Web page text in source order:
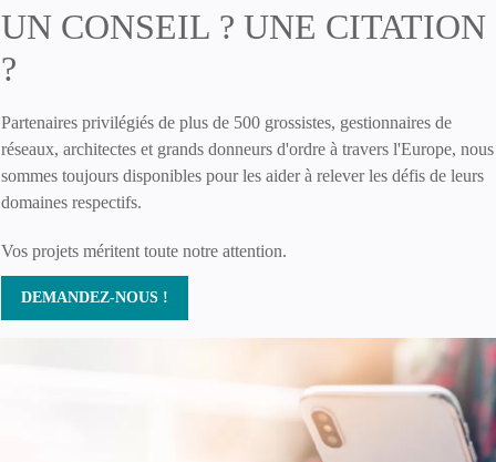
UN CONSEIL ? UNE CITATION
?
Partenaires privilégiés de plus de 500 grossistes, gestionnaires de
réseaux, architectes et grands donneurs d'ordre à travers l'Europe, nous
sommes toujours disponibles pour les aider à relever les défis de leurs
domaines respectifs.
Vos projets méritent toute notre attention.
DEMANDEZ-NOUS !